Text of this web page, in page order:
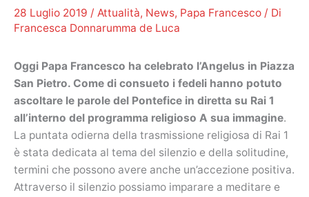
28 Luglio 2019 / Attualità, News, Papa Francesco / Di
Francesca Donnarumma de Luca
Oggi Papa Francesco ha celebrato l’Angelus in Piazza
San Pietro. Come di consueto i fedeli hanno potuto
ascoltare le parole del Pontefice in diretta su Rai 1
all’interno del programma religioso A sua immagine.
La puntata odierna della trasmissione religiosa di Rai 1
è stata dedicata al tema del silenzio e della solitudine,
termini che possono avere anche un’accezione positiva.
Attraverso il silenzio possiamo imparare a meditare e